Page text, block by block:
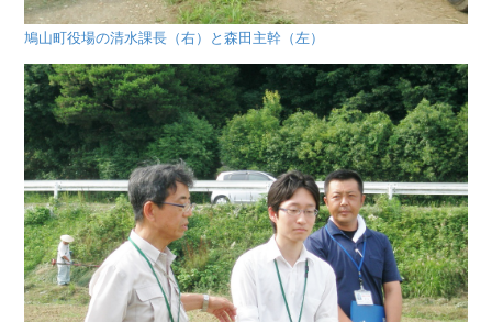
鳩山町役場の清水課長（右）と森田主幹（左）